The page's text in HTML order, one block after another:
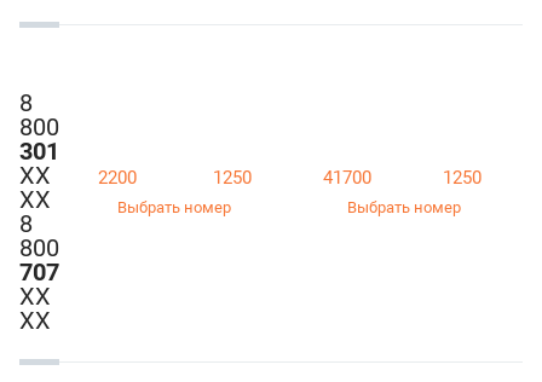
8
800
301
ХХ
ХХ
8
800
707
ХХ
ХХ
2200 1250
Выбрать номер
41700 1250
Выбрать номер